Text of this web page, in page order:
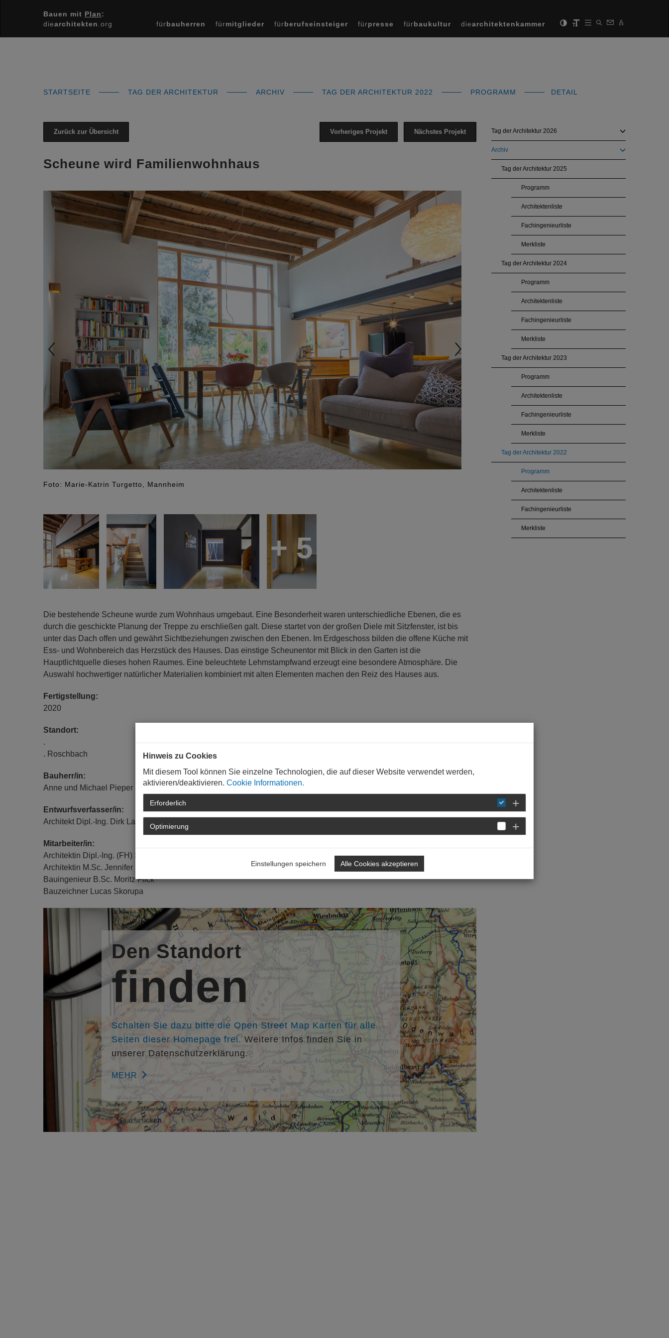
Bauen mit Plan:
diearchitekten .org fürbauherren fürmitglieder fürberufseinsteiger fürpresse fürbaukultur diearchitektenkammer
STARTSEITE TAG DER ARCHITEKTUR ARCHIV TAG DER ARCHITEKTUR 2022 PROGRAMM DETAIL
Zurück zur Übersicht Nächstes Projekt
Vorheriges Projekt
Scheune wird Familienwohnhaus
Foto: Marie-Katrin Turgetto, Mannheim
Previous
+ 5
Die bestehende Scheune wurde zum Wohnhaus umgebaut. Eine Besonderheit waren unterschiedliche Ebenen, die es
durch die geschickte Planung der Treppe zu erschließen galt. Diese startet von der großen Diele mit Sitzfenster, ist bis
unter das Dach offen und gewährt Sichtbeziehungen zwischen den Ebenen. Im Erdgeschoss bilden die offene Küche mit
Ess- und Wohnbereich das Herzstück des Hauses. Das einstige Scheunentor mit Blick in den Garten ist die
Hauptlichtquelle dieses hohen Raumes. Eine beleuchtete Lehmstampfwand erzeugt eine besondere Atmosphäre. Die
Auswahl hochwertiger natürlicher Materialien kombiniert mit alten Elementen machen den Reiz des Hauses aus.
Fertigstellung:
2020
Standort:
.
. Roschbach
Bauherr/in:
Anne und Michael Pieper , Roschbach
Entwurfsverfasser/in:
Architekt Dipl.-Ing. Dirk Lampe, LAMPEvier ARCHITEKTEN+INGENIEURE, Landau,
Mitarbeiter/in:
Architektin Dipl.-Ing. (FH) Sonja Lampe
Architektin M.Sc. Jennifer Pfadt
Bauingenieur B.Sc. Moritz Flick
Bauzeichner Lucas Skorupa
Den Standort
finden
Schalten Sie dazu bitte die Open Street Map Karten für alle
Seiten dieser Homepage frei.Weitere Infos finden Sie in
unserer Datenschutzerklärung.
MEHR
Tag der Architektur 2026
Archiv
Tag der Architektur 2025
Programm
Architektenliste
Fachingenieurliste
Merkliste
Tag der Architektur 2024
Programm
Architektenliste
Fachingenieurliste
Merkliste
Tag der Architektur 2023
Programm
Architektenliste
Fachingenieurliste
Merkliste
Tag der Architektur 2022
Programm
Architektenliste
Fachingenieurliste
Merkliste
Hinweis zu Cookies
Mit diesem Tool können Sie einzelne Technologien, die auf dieser Website verwendet werden,
aktivieren/deaktivieren. Cookie Informationen.
Erforderlich
Optimierung
Einstellungen speichern Alle Cookies akzeptieren